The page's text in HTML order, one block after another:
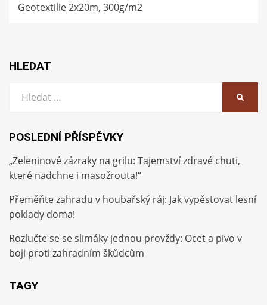
Geotextilie 2x20m, 300g/m2
HLEDAT
POSLEDNÍ PŘÍSPĚVKY
„Zeleninové zázraky na grilu: Tajemství zdravé chuti,
které nadchne i masožrouta!“
Přeměňte zahradu v houbařský ráj: Jak vypěstovat lesní
poklady doma!
Rozlučte se se slimáky jednou provždy: Ocet a pivo v
boji proti zahradním škůdcům
TAGY